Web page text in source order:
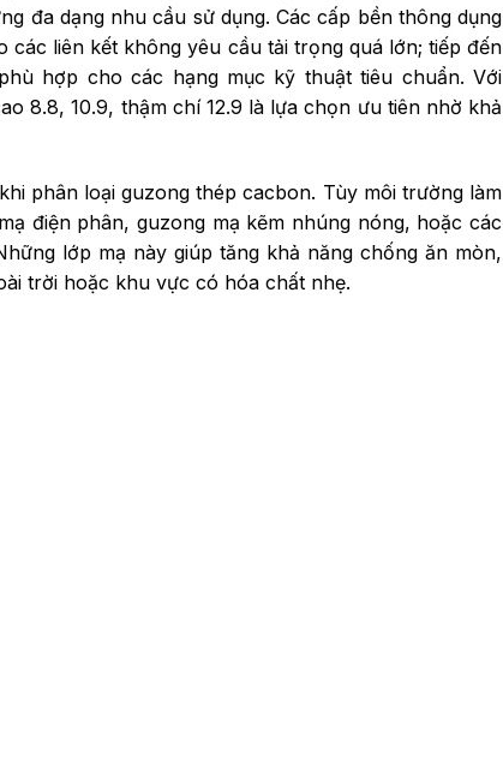
đa dạng nhu cầu sử dụng. Các cấp bền thông dụng
liên kết không yêu cầu tải trọng quá lớn; tiếp đến
hợp cho các hạng mục kỹ thuật tiêu chuẩn. Với
8.8, 10.9, thậm chí 12.9 là lựa chọn ưu tiên nhờ khả
phân loại guzong thép cacbon. Tùy môi trường làm
điện phân, guzong mạ kẽm nhúng nóng, hoặc các
lớp mạ này giúp tăng khả năng chống ăn mòn,
trời hoặc khu vực có hóa chất nhẹ.